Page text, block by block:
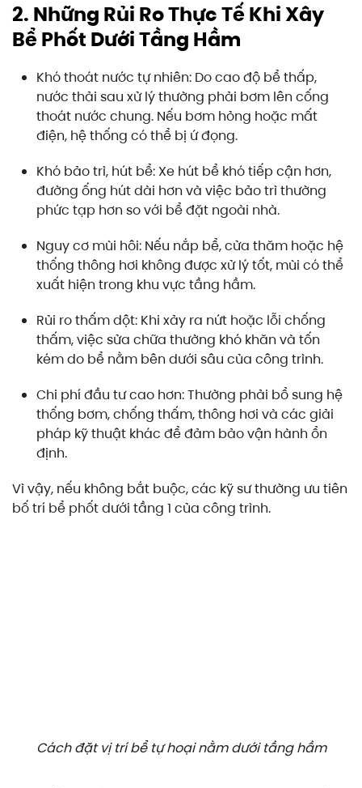
2. Những Rủi Ro Thực Tế Khi Xây
Bể Phốt Dưới Tầng Hầm
Khó thoát nước tự nhiên: Do cao độ bể thấp,
nước thải sau xử lý thường phải bơm lên cống
thoát nước chung. Nếu bơm hỏng hoặc mất
điện, hệ thống có thể bị ứ đọng.
Khó bảo trì, hút bể: Xe hút bể khó tiếp cận hơn,
đường ống hút dài hơn và việc bảo trì thường
phức tạp hơn so với bể đặt ngoài nhà.
Nguy cơ mùi hôi: Nếu nắp bể, cửa thăm hoặc hệ
thống thông hơi không được xử lý tốt, mùi có thể
xuất hiện trong khu vực tầng hầm.
Rủi ro thấm dột: Khi xảy ra nứt hoặc lỗi chống
thấm, việc sửa chữa thường khó khăn và tốn
kém do bể nằm bên dưới sâu của công trình.
Chi phí đầu tư cao hơn: Thường phải bổ sung hệ
thống bơm, chống thấm, thông hơi và các giải
pháp kỹ thuật khác để đảm bảo vận hành ổn
định.
Vì vậy, nếu không bắt buộc, các kỹ sư thường ưu tiên
bố trí bể phốt dưới tầng 1 của công trình.
Cách đặt vị trí bể tự hoại nằm dưới tầng hầm